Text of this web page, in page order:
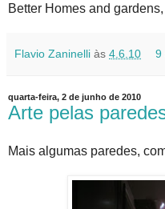
Better Homes and
Flavio Zaninelli às 4.6.10 9
quarta-feira, 2 de junho de 2010
Arte pelas
Mais algumas paredes,